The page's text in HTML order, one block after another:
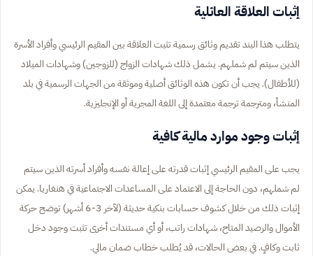
إثبات العلاقة العائلية
يتطلب هذا البند تقديم وثائق رسمية تثبت العلاقة بين المقيم الرئيسي وأفراد الأسرة
الذين سيتم لم شملهم. يشمل ذلك شهادات الزواج (للزوجين) وشهادات الميلاد
(للأطفال). يجب أن تكون هذه الوثائق أصلية وموثقة من الجهات الرسمية في بلد
المنشأ، ومترجمة ترجمة معتمدة إلى اللغة المجرية أو الإنجليزية.
إثبات وجود موارد مالية كافية
يجب على المقيم الرئيسي إثبات قدرته على إعالة نفسه وأفراد أسرته الذين سيتم
لم شملهم، دون الحاجة إلى الاعتماد على المساعدات الاجتماعية في هنغاريا. يمكن
إثبات ذلك من خلال كشوف حسابات بنكية حديثة (لآخر 3-6 أشهر) توضح حركة
الأموال والرصيد المتاح، شهادات راتب، أو أي مستندات أخرى تثبت وجود دخل
ثابت وكافٍ. في بعض الحالات، قد يُطلب خطاب ضمان مالي.